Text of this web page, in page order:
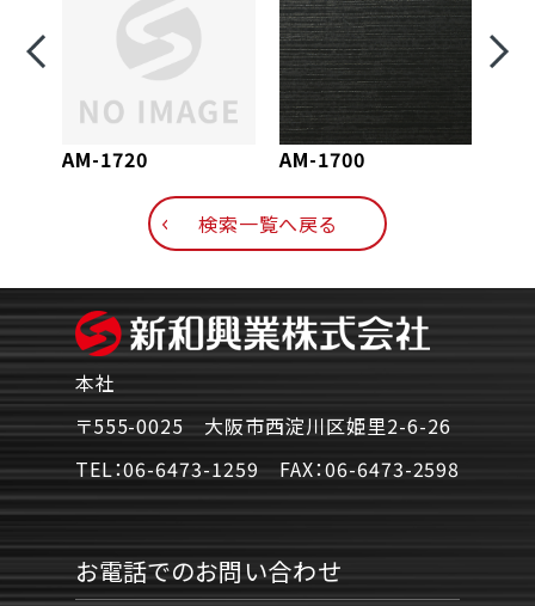
AM-1720 AM-1700
検索一覧へ戻る
本社
〒555-0025 大阪市西淀川区姫里2-6-26
TEL：06-6473-1259 FAX：06-6473-2598
お電話でのお問い合わせ